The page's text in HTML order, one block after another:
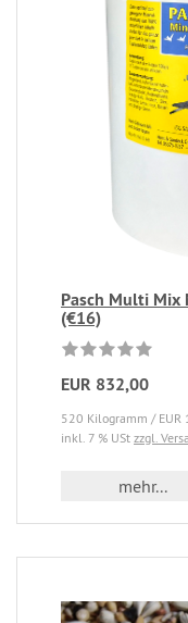
Pasch Multi Mix
(€16)
EUR 832,00
520 Kilogramm / EUR
inkl. 7 % USt zzgl.
mehr...